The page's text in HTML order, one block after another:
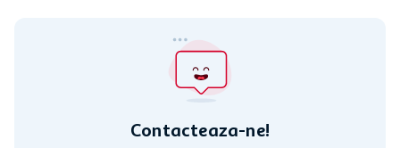
Contacteaza-ne!